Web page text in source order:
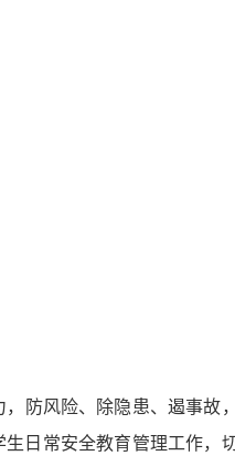
防风险、除隐患、遏事故
日常安全教育管理工作，